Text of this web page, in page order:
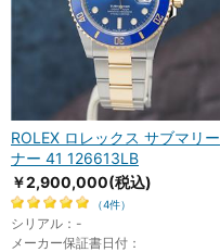
ROLEX ロレックス サブマリー
ナー 41 126613LB
￥2,900,000(税込)
（4件）
シリアル：-
メーカー保証書日付：